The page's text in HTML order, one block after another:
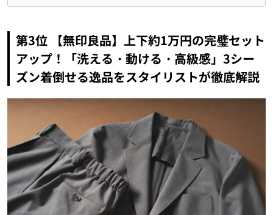
第3位 【無印良品】上下約1万円の完璧セット
アップ！「洗える・動ける・高級感」3シー
ズン着倒せる逸品をスタイリストが徹底解説